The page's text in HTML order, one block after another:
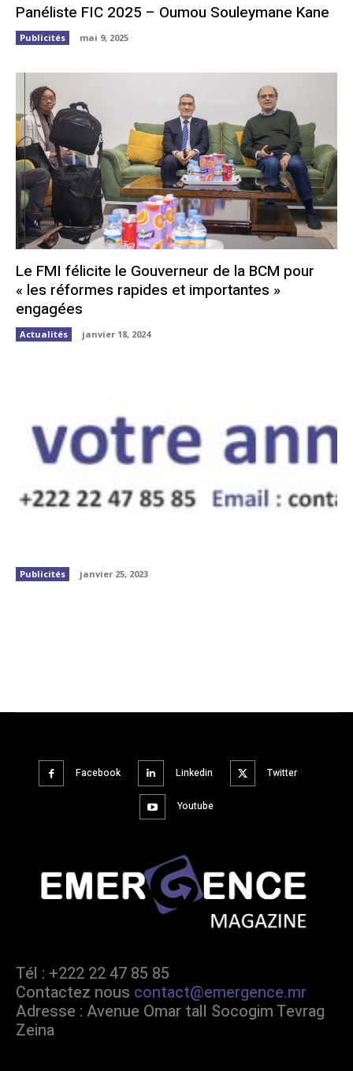
Panéliste FIC 2025 – Oumou Souleymane Kane
Publicités mai 9, 2025
Le FMI félicite le Gouverneur de la BCM pour
« les réformes rapides et importantes »
engagées
Actualités janvier 18, 2024
Publicités janvier 25, 2023
Facebook Linkedin Twitter
Youtube
Tél : +222 22 47 85 85
Contactez nous contact@emergence.mr
Adresse : Avenue Omar tall Socogim Tevrag
Zeina